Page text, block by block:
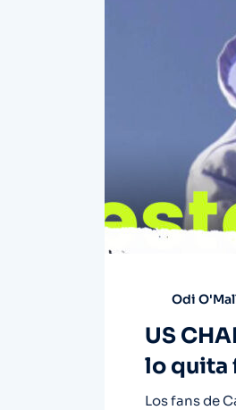
Odi
US
lo quita
Los fans de